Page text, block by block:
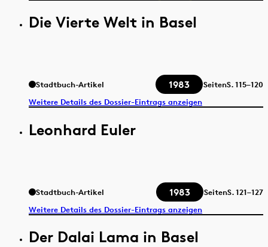
Die Vierte Welt in Basel
Stadtbuch-Artikel 1983 SeitenS.115–120
Weitere Details des Dossier-Eintrags anzeigen
Leonhard Euler
Stadtbuch-Artikel 1983 SeitenS.121–127
Weitere Details des Dossier-Eintrags anzeigen
Der Dalai Lama in Basel